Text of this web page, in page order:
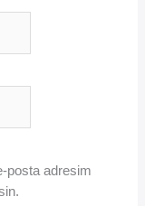
posta adresim